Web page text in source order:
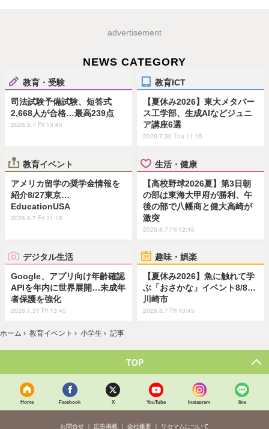
advertisement
NEWS CATEGORY
教育・受験
司法試験予備試験、短答式
2,668人が合格…最高239点
2026.8.7 Fri 13:45
教育ICT
【夏休み2026】東大メタバー
ス工学部、生成AIなどジュニ
ア講座6選
2026.7.30 Thu 11:15
教育イベント
アメリカ留学の奨学金情報を
紹介8/27東京…
EducationUSA
2026.8.7 Fri 11:15
生活・健康
【高校野球2026夏】第3日朝
の部は東海大甲府が勝利、午
後の部で八幡商と健大高崎が
激突
2026.8.7 Fri 12:45
デジタル生活
Google、アプリ向け年齢確認
APIを年内に世界展開…未成年
者保護を強化
2026.7.31 Fri 13:45
趣味・娯楽
【夏休み2026】魚に触れて学
ぶ「おさかな」イベント8/8…
川崎市
2026.8.7 Fri 10:45
ホーム › 教育イベント › 小学生 › 記事
TOP
Home Facebook X YouTube Instagram line
お問合せ 広告掲載 会社概要 リセマムについて